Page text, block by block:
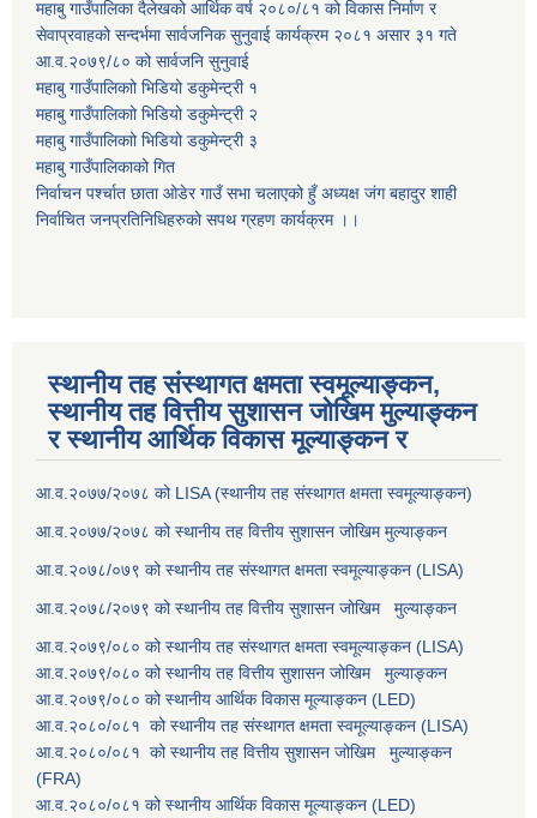
महाबु गाउँपालिका दैलेखको आर्थिक वर्ष २०८०/८१ को विकास निर्माण र
सेवाप्रवाहको सन्दर्भमा सार्वजनिक सुनुवाई कार्यक्रम २०८१ असार ३१ गते
आ.व.२०७९/८० को सार्वजनि सुनुवाई
महाबु गाउँपालिकाो भिडियो डकुमेन्ट्री १
महाबु गाउँपालिकाो भिडियो डकुमेन्ट्री २
महाबु गाउँपालिकाो भिडियो डकुमेन्ट्री ३
महाबु गाउँपालिकाको गित
निर्वाचन पर्श्चात छाता ओडेर गाउँ सभा चलाएको हुँ अध्यक्ष जंग बहादुर शाही
निर्वाचित जनप्रतिनिधिहरुको सपथ ग्रहण कार्यक्रम ।।
स्थानीय तह संस्थागत क्षमता स्वमूल्याङ्कन,
स्थानीय तह वित्तीय सुशासन जोखिम मुल्याङ्कन
र स्थानीय आर्थिक विकास मूल्याङ्कन र
आ.व.२०७७/२०७८ को LISA (स्थानीय तह संस्थागत क्षमता स्वमूल्याङ्कन)
आ.व.२०७७/२०७८ को स्थानीय तह वित्तीय सुशासन जोखिम मुल्याङ्कन
आ.व.२०७८/०७९ को स्थानीय तह संस्थागत क्षमता स्वमूल्याङ्कन (LISA)
आ.व.२०७८/२०७९ को स्थानीय तह वित्तीय सुशासन जोखिम मुल्याङ्कन
आ.व.२०७९/०८० को स्थानीय तह संस्थागत क्षमता स्वमूल्याङ्कन (LISA)
आ.व.२०७९/०८० को स्थानीय तह वित्तीय सुशासन जोखिम मुल्याङ्कन
आ.व.२०७९/०८० को स्थानीय आर्थिक विकास मूल्याङ्कन (LED)
आ.व.२०८०/०८१ को स्थानीय तह संस्थागत क्षमता स्वमूल्याङ्कन (LISA)
आ.व.२०८०/०८१ को स्थानीय तह वित्तीय सुशासन जोखिम मुल्याङ्कन
(FRA)
आ.व.२०८०/०८१ को स्थानीय आर्थिक विकास मूल्याङ्कन (LED)